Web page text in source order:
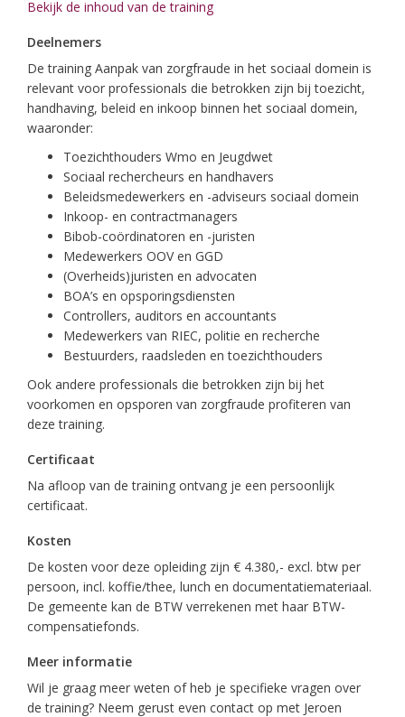
Bekijk de inhoud van de training
Deelnemers
De training Aanpak van zorgfraude in het sociaal domein is
relevant voor professionals die betrokken zijn bij toezicht,
handhaving, beleid en inkoop binnen het sociaal domein,
waaronder:
Toezichthouders Wmo en Jeugdwet
Sociaal rechercheurs en handhavers
Beleidsmedewerkers en -adviseurs sociaal domein
Inkoop- en contractmanagers
Bibob-coördinatoren en -juristen
Medewerkers OOV en GGD
(Overheids)juristen en advocaten
BOA’s en opsporingsdiensten
Controllers, auditors en accountants
Medewerkers van RIEC, politie en recherche
Bestuurders, raadsleden en toezichthouders
Ook andere professionals die betrokken zijn bij het
voorkomen en opsporen van zorgfraude profiteren van
deze training.
Certificaat
Na afloop van de training ontvang je een persoonlijk
certificaat.
Kosten
De kosten voor deze opleiding zijn € 4.380,- excl. btw per
persoon, incl. koffie/thee, lunch en documentatiemateriaal.
De gemeente kan de BTW verrekenen met haar BTW-
compensatiefonds.
Meer informatie
Wil je graag meer weten of heb je specifieke vragen over
de training? Neem gerust even contact op met Jeroen